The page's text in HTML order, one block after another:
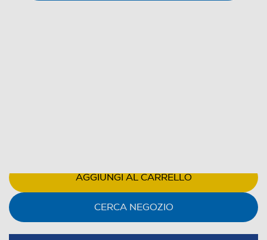
AGGIUNGI AL CARRELLO
CERCA NEGOZIO